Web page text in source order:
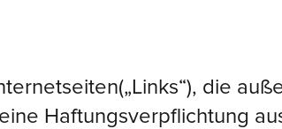
die
Haftungsverpflichtung